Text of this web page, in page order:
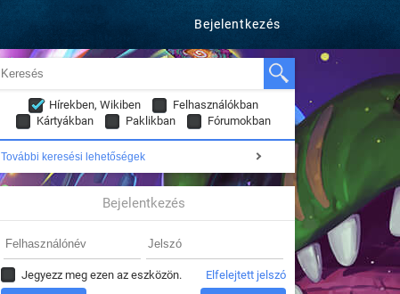
Bejelentkezés
Hírekben, Wikiben
Felhasználókban
Kártyákban
Paklikban Fórumokban
További keresési lehetőségek
Bejelentkezés
Jegyezz meg ezen az eszközön. Elfelejtett jelszó